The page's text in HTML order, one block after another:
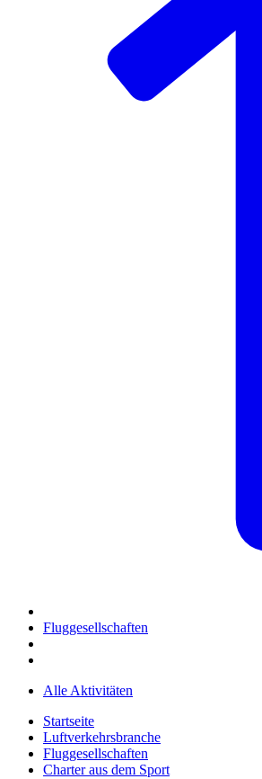
Fluggesellschaften
Alle Aktivitäten
Startseite
Luftverkehrsbranche
Fluggesellschaften
Charter aus dem Sport